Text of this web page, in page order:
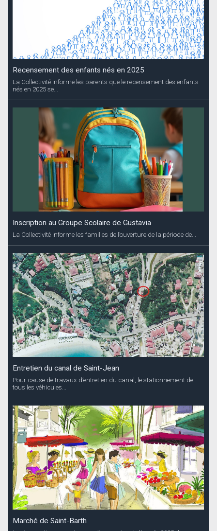
Recensement des enfants nés en 2025
La Collectivité informe les parents que le recensement des enfants
nés en 2025 se...
Inscription au Groupe Scolaire de Gustavia
La Collectivité informe les familles de l’ouverture de la période de...
Entretien du canal de Saint-Jean
Pour cause de travaux d’entretien du canal, le stationnement de
tous les véhicules...
Marché de Saint-Barth